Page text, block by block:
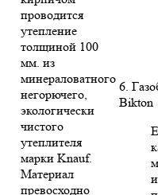
проводится
утепление
толщиной 100
мм. из
минераловатного
негорючего,
экологически
чистого
утеплителя
марки Knauf.
Материал
превосходно
6.
Bikton